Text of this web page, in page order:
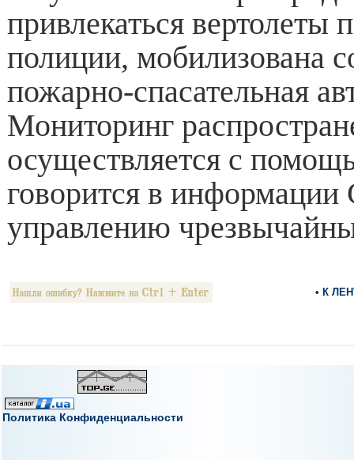
привлекаться вертолеты
полиции, мобилизована
пожарно-спасательная
Мониторинг
осуществляется с
говорится в
управлению
• К
Политика Конфиденциальности